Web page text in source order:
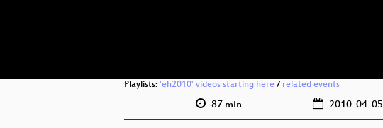
Playlists: 'eh2010' videos starting here / related events
87 min 2010-04-05